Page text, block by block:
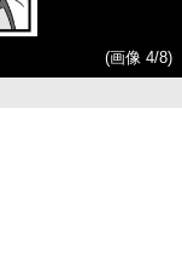
(画像 4/8)